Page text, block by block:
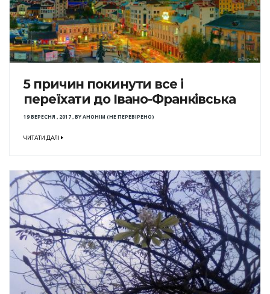
5 причин покинути все і
переїхати до Івано-Франківська
19 ВЕРЕСНЯ , 2017,BYАНОНІМ (НЕ ПЕРЕВІРЕНО)
ЧИТАТИ ДАЛІ